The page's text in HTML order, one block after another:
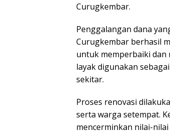
Curugkembar.
Penggalangan dana
Curugkembar berhasil
untuk memperbaiki dan
layak digunakan
sekitar.
Proses renovasi
serta warga setempat.
mencerminkan nilai-